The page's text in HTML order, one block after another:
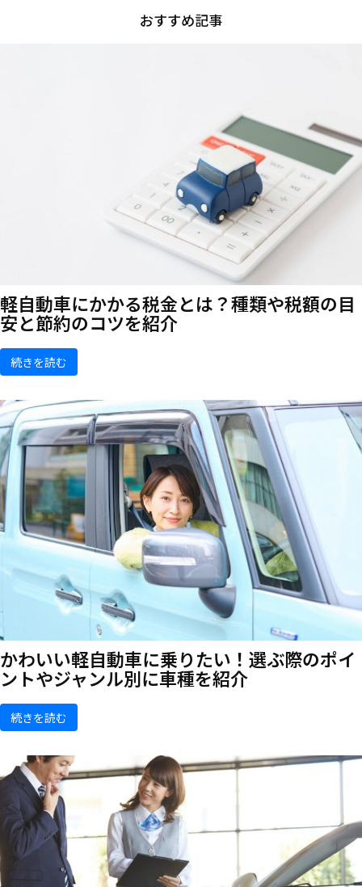
おすすめ記事
軽自動車にかかる税金とは？種類や税額の目
安と節約のコツを紹介
続きを読む
かわいい軽自動車に乗りたい！選ぶ際のポイ
ントやジャンル別に車種を紹介
続きを読む